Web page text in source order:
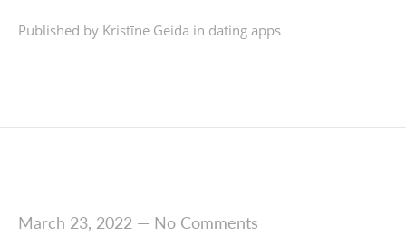
Published by Kristīne Geida in dating apps
March 23, 2022— No Comments